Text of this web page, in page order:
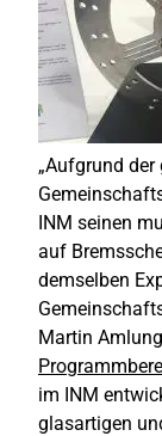
„Aufgrund
INM seinen
auf
demselben
Martin
im INM
glasartigen